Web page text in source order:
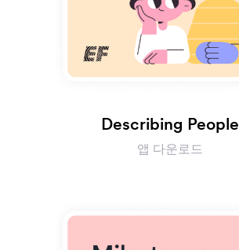
Describing People
앱 다운로드